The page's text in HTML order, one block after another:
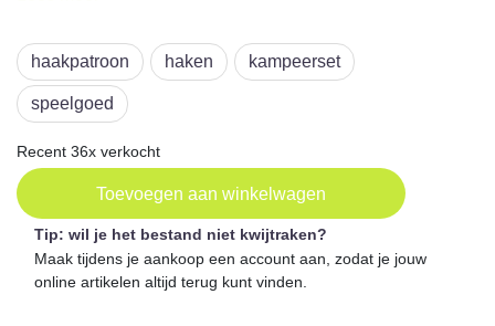
haakpatroon haken kampeerset
speelgoed
Recent 36x verkocht
Toevoegen aan winkelwagen
Tip: wil je het bestand niet kwijtraken?
Maak tijdens je aankoop een account aan, zodat je jouw
online artikelen altijd terug kunt vinden.